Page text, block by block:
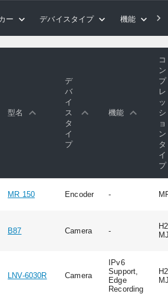
ー デバイスタイプ 機能
型名
デ
バ
イ
ス
タ
イ
プ
機能
コ
ン
プ
レ
ッ
シ
ョ
ン
タ
イ
プ
MR 150 Encoder -
B87 Camera -
LNV-6030R Camera
IPv6
Support,
Edge
Recording